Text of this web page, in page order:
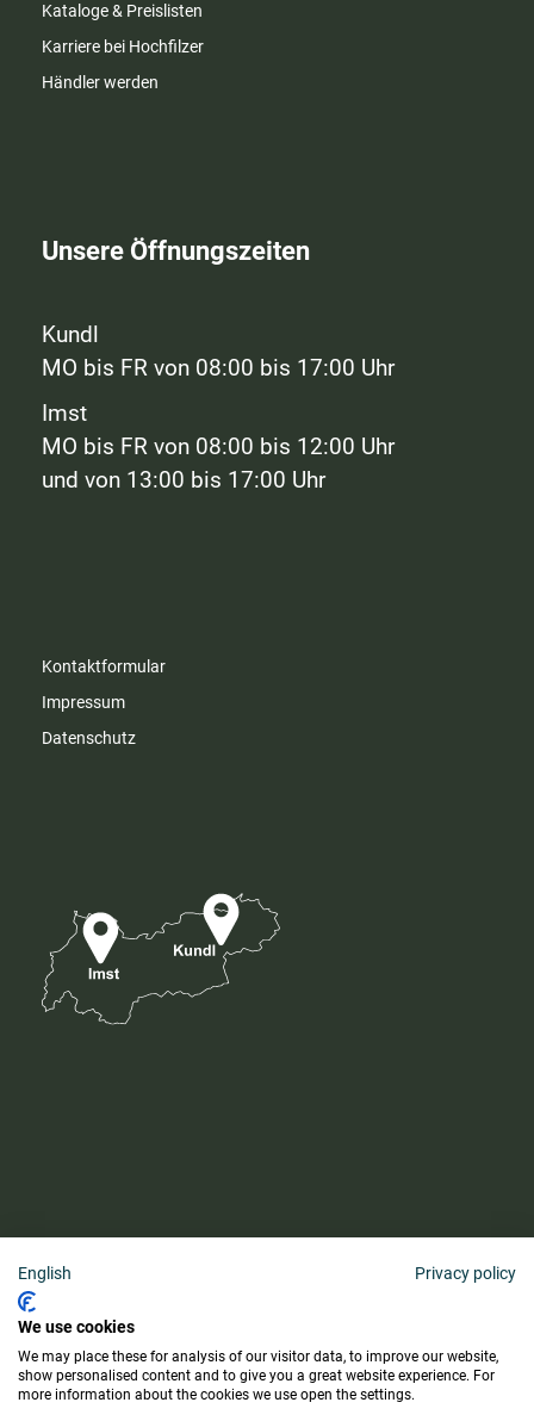
Kataloge & Preislisten
Karriere bei Hochfilzer
Händler werden
Unsere Öffnungszeiten
Kundl
MO bis FR von 08:00 bis 17:00 Uhr
Imst
MO bis FR von 08:00 bis 12:00 Uhr
und von 13:00 bis 17:00 Uhr
Kontaktformular
Impressum
Datenschutz
Lieferung & Zahlung
English Privacy policy
We use cookies
We may place these for analysis of our visitor data, to improve our website,
show personalised content and to give you a great website experience. For
more information about the cookies we use open the settings.